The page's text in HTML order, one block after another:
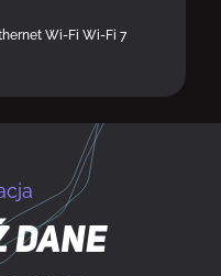
Wi-Fi Wi-Fi 7
dane